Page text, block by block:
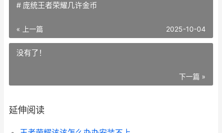
# 庞统王者荣耀几许金币
« 上一篇 2025-10-04
没有了！
下一篇 »
延伸阅读